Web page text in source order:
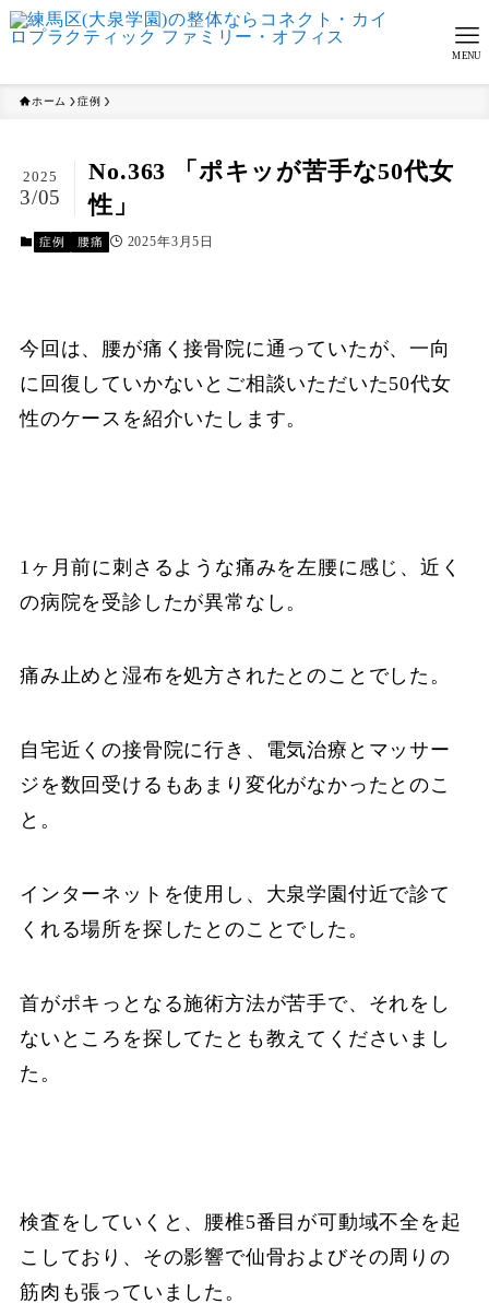
MENU
ホーム 症例
No.363 「ポキッが苦手な50代女
性」
2025
3/05
症例 腰痛 2025年3月5日
今回は、腰が痛く接骨院に通っていたが、一向
に回復していかないとご相談いただいた50代女
性のケースを紹介いたします。
1ヶ月前に刺さるような痛みを左腰に感じ、近く
の病院を受診したが異常なし。
痛み止めと湿布を処方されたとのことでした。
自宅近くの接骨院に行き、電気治療とマッサー
ジを数回受けるもあまり変化がなかったとのこ
と。
インターネットを使用し、大泉学園付近で診て
くれる場所を探したとのことでした。
首がポキっとなる施術方法が苦手で、それをし
ないところを探してたとも教えてくださいまし
た。
検査をしていくと、腰椎5番目が可動域不全を起
こしており、その影響で仙骨およびその周りの
筋肉も張っていました。